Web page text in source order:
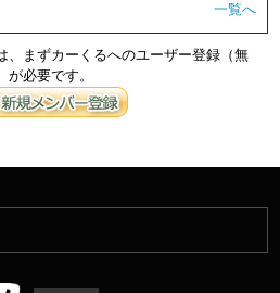
一覧へ
、まずカーくるへのユーザー登録（無
が必要です。